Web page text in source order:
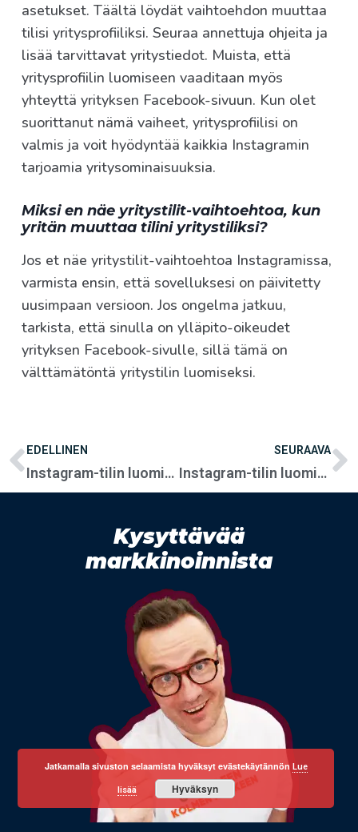
asetukset. Täältä löydät vaihtoehdon muuttaa
tilisi yritysprofiiliksi. Seuraa annettuja ohjeita ja
lisää tarvittavat yritystiedot. Muista, että
yritysprofiilin luomiseen vaaditaan myös
yhteyttä yrityksen Facebook-sivuun. Kun olet
suorittanut nämä vaiheet, yritysprofiilisi on
valmis ja voit hyödyntää kaikkia Instagramin
tarjoamia yritysominaisuuksia.
Miksi en näe yritystilit-vaihtoehtoa, kun
yritän muuttaa tilini yritystiliksi?
Jos et näe yritystilit-vaihtoehtoa Instagramissa,
varmista ensin, että sovelluksesi on päivitetty
uusimpaan versioon. Jos ongelma jatkuu,
tarkista, että sinulla on ylläpito-oikeudet
yrityksen Facebook-sivulle, sillä tämä on
välttämätöntä yritystilin luomiseksi.
EDELLINEN
Instagram-tilin luominen
SEURAAVA
Instagram-tilin luominen yhdistykselle
Kysyttävää
markkinoinnista
Jatkamalla sivuston selaamista hyväksyt evästekäytännön Lue
lisää Hyväksyn